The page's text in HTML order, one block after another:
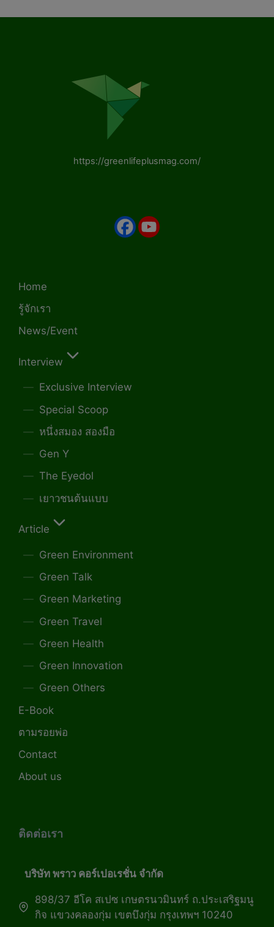
https://greenlifeplusmag.com/
Home
รู้จักเรา
News/Event
Interview
Exclusive Interview
Special Scoop
หนึ่งสมอง สองมือ
Gen Y
The Eyedol
เยาวชนต้นแบบ
Article
Green Environment
Green Talk
Green Marketing
Green Travel
Green Health
Green Innovation
Green Others
E-Book
ตามรอยพ่อ
Contact
About us
ติดต่อเรา
บริษัท พราว คอร์เปอเรชั่น จำกัด
898/37 อีโค สเปซ เกษตรนวมินทร์ ถ.ประเสริฐมนู
กิจ แขวงคลองกุ่ม เขตบึงกุ่ม กรุงเทพฯ 10240